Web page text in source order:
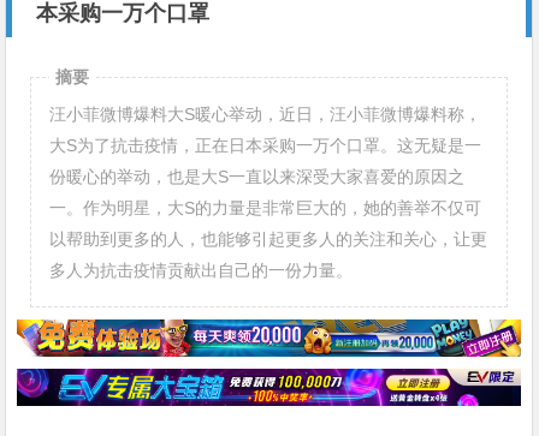
本采购一万个口罩
摘要
汪小菲微博爆料大S暖心举动，近日，汪小菲微博爆料称，
大S为了抗击疫情，正在日本采购一万个口罩。这无疑是一
份暖心的举动，也是大S一直以来深受大家喜爱的原因之
一。作为明星，大S的力量是非常巨大的，她的善举不仅可
以帮助到更多的人，也能够引起更多人的关注和关心，让更
多人为抗击疫情贡献出自己的一份力量。